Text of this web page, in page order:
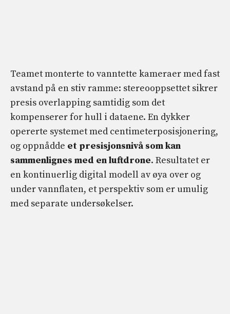
Teamet monterte to vanntette kameraer med fast
avstand på en stiv ramme: stereooppsettet sikrer
presis overlapping samtidig som det
kompenserer for hull i dataene. En dykker
opererte systemet med centimeterposisjonering,
og oppnådde et presisjonsnivå som kan
sammenlignes med en luftdrone. Resultatet er
en kontinuerlig digital modell av øya over og
under vannflaten, et perspektiv som er umulig
med separate undersøkelser.